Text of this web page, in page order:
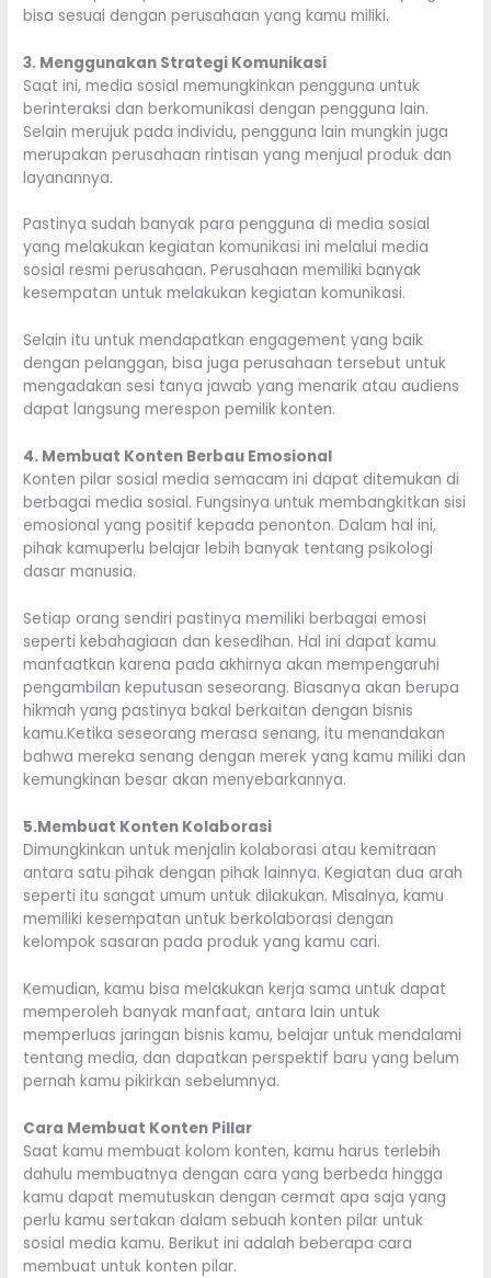
bisa sesuai dengan perusahaan yang kamu miliki.
3. Menggunakan Strategi Komunikasi
Saat ini, media sosial memungkinkan pengguna untuk
berinteraksi dan berkomunikasi dengan pengguna lain.
Selain merujuk pada individu, pengguna lain mungkin juga
merupakan perusahaan rintisan yang menjual produk dan
layanannya.
Pastinya sudah banyak para pengguna di media sosial
yang melakukan kegiatan komunikasi ini melalui media
sosial resmi perusahaan. Perusahaan memiliki banyak
kesempatan untuk melakukan kegiatan komunikasi.
Selain itu untuk mendapatkan engagement yang baik
dengan pelanggan, bisa juga perusahaan tersebut untuk
mengadakan sesi tanya jawab yang menarik atau audiens
dapat langsung merespon pemilik konten.
4. Membuat Konten Berbau Emosional
Konten pilar sosial media semacam ini dapat ditemukan di
berbagai media sosial. Fungsinya untuk membangkitkan sisi
emosional yang positif kepada penonton. Dalam hal ini,
pihak kamuperlu belajar lebih banyak tentang psikologi
dasar manusia.
Setiap orang sendiri pastinya memiliki berbagai emosi
seperti kebahagiaan dan kesedihan. Hal ini dapat kamu
manfaatkan karena pada akhirnya akan mempengaruhi
pengambilan keputusan seseorang. Biasanya akan berupa
hikmah yang pastinya bakal berkaitan dengan bisnis
kamu.Ketika seseorang merasa senang, itu menandakan
bahwa mereka senang dengan merek yang kamu miliki dan
kemungkinan besar akan menyebarkannya.
5.Membuat Konten Kolaborasi
Dimungkinkan untuk menjalin kolaborasi atau kemitraan
antara satu pihak dengan pihak lainnya. Kegiatan dua arah
seperti itu sangat umum untuk dilakukan. Misalnya, kamu
memiliki kesempatan untuk berkolaborasi dengan
kelompok sasaran pada produk yang kamu cari.
Kemudian, kamu bisa melakukan kerja sama untuk dapat
memperoleh banyak manfaat, antara lain untuk
memperluas jaringan bisnis kamu, belajar untuk mendalami
tentang media, dan dapatkan perspektif baru yang belum
pernah kamu pikirkan sebelumnya.
Cara Membuat Konten Pillar
Saat kamu membuat kolom konten, kamu harus terlebih
dahulu membuatnya dengan cara yang berbeda hingga
kamu dapat memutuskan dengan cermat apa saja yang
perlu kamu sertakan dalam sebuah konten pilar untuk
sosial media kamu. Berikut ini adalah beberapa cara
membuat untuk konten pilar.